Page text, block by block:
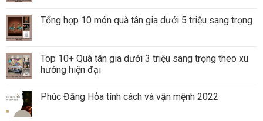
Tổng hợp 10 món quà tân gia dưới 5 triệu sang trọng
Top 10+ Quà tân gia dưới 3 triệu sang trọng theo xu
hướng hiện đại
Phúc Đăng Hỏa tính cách và vận mệnh 2022